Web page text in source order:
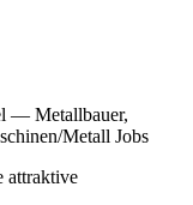
attraktive